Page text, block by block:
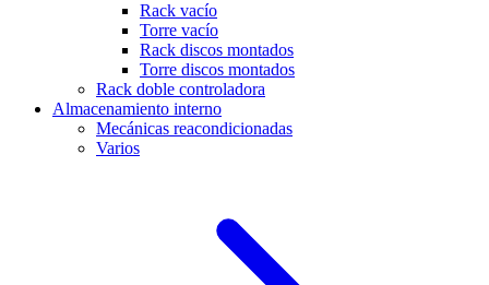
Rack vacío
Torre vacío
Rack discos montados
Torre discos montados
Rack doble controladora
Almacenamiento interno
Mecánicas reacondicionadas
Varios